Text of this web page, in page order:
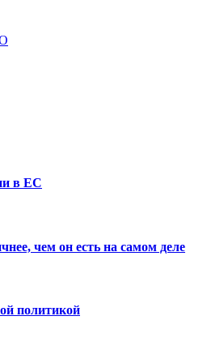
в ЕС
чем он есть на самом деле
политикой